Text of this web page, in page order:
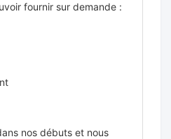
fournir sur demande :
nos débuts et nous